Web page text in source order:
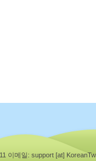
이메일: support [at]